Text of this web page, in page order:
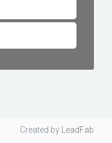
Created by LeadFab